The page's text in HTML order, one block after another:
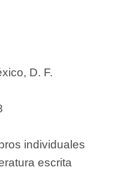
D. F.
individuales
escrita